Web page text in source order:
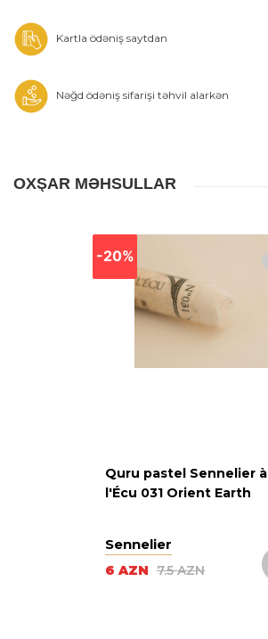
Kartla ödəniş saytdan
Nəğd ödəniş sifarişi təhvil alarkən
OXŞAR MƏHSULLAR
-20%
Quru pastel Sennelier à
l'Écu 031 Orient Earth
Sennelier
6 AZN 7.5 AZN